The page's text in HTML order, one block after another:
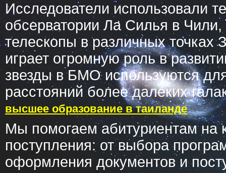
Исследователи использовали
обсерватории Ла Силья в Чили,
телескопы в различных точках
играет огромную роль в
звезды в БМО используются
расстояний более далеких
высшее образование в таиланде
Мы помогаем абитуриентам на
поступления: от выбора
оформления документов и